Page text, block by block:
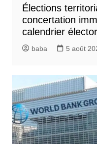
Élections
concertation
calendrier
baba 5 août